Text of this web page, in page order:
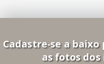
Cadastre-se a
as fotos